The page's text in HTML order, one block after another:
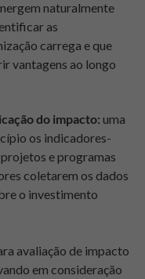
naturalmente
as
carrega e que
vantagens ao longo
do impacto: uma
os indicadores-
e programas
coletarem os dados
o investimento
avaliação de impacto
em consideração